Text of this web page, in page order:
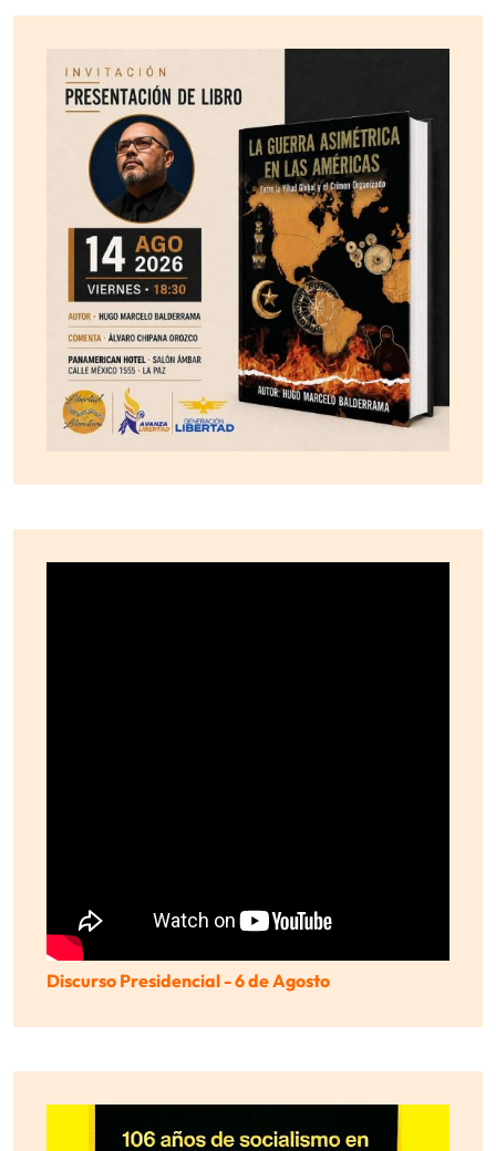
Discurso Presidencial - 6 de Agosto